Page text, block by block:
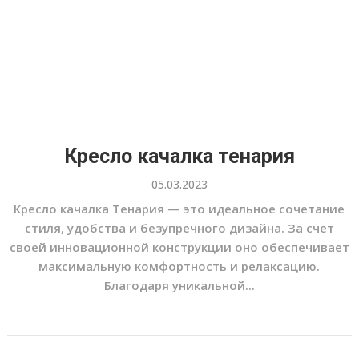
Кресло качалка тенария
05.03.2023
Кресло качалка Тенария — это идеальное сочетание
стиля, удобства и безупречного дизайна. За счет
своей инновационной конструкции оно обеспечивает
максимальную комфортность и релаксацию.
Благодаря уникальной...